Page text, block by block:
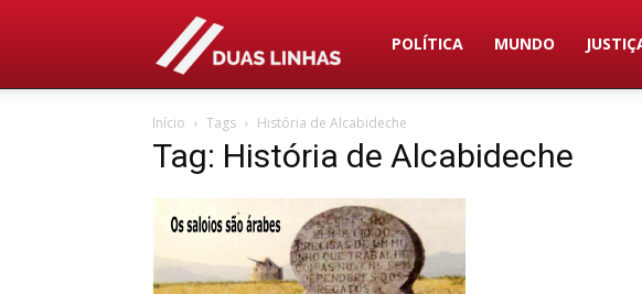
Duas
Linhas
POLÍTICA MUNDO
Início Tags História de Alcabideche
Tag: História de Alcabideche